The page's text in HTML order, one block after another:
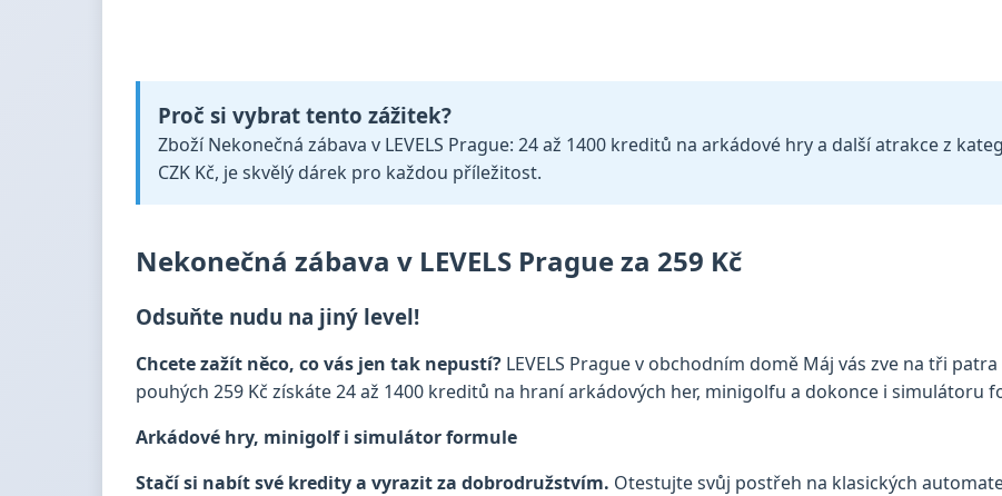
Proč si vybrat tento zážitek?
Zboží Nekonečná zábava v LEVELS Prague: 24 až 1400 kreditů na arkádové hry a další atrakce z
CZK Kč, je skvělý dárek pro každou příležitost.
Nekonečná zábava v LEVELS Prague za 259 Kč
Odsuňte nudu na jiný level!
Chcete zažít něco, co vás jen tak nepustí? LEVELS Prague v obchodním domě Máj vás zve na tři
pouhých 259 Kč získáte 24 až 1400 kreditů na hraní arkádových her, minigolfu a dokonce i simulátoru
Arkádové hry, minigolf i simulátor formule
Stačí si nabít své kredity a vyrazit za dobrodružstvím. Otestujte svůj postřeh na klasických